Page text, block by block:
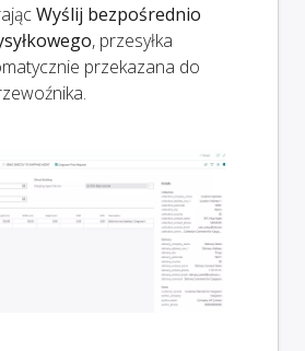
Wyślij bezpośrednio
, przesyłka
przekazana do